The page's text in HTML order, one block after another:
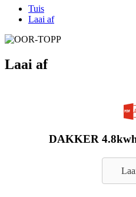
Tuis
Laai af
Laai af
DAKKER